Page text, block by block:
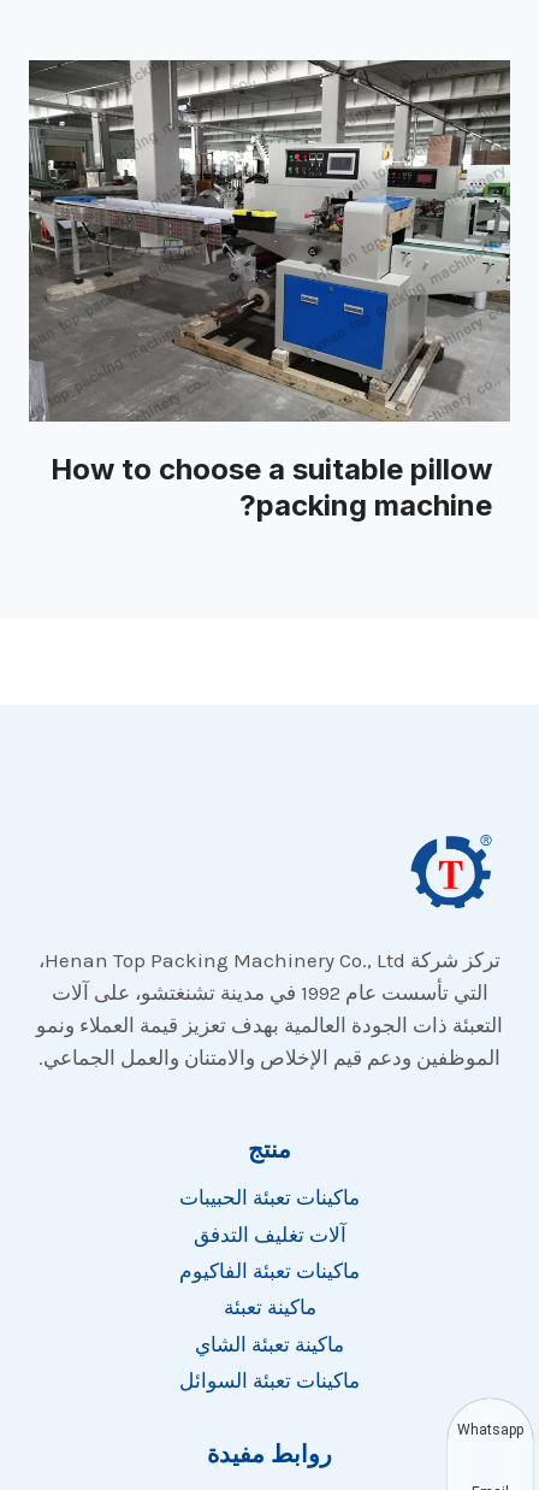
How to choose a suitable pillow
packing machine?
تركز شركة Henan Top Packing Machinery Co., Ltd،
التي تأسست عام 1992 في مدينة تشنغتشو، على آلات
التعبئة ذات الجودة العالمية بهدف تعزيز قيمة العملاء ونمو
الموظفين ودعم قيم الإخلاص والامتنان والعمل الجماعي.
منتج
ماكينات تعبئة الحبيبات
آلات تغليف التدفق
ماكينات تعبئة الفاكيوم
ماكينة تعبئة
ماكينة تعبئة الشاي
ماكينات تعبئة السوائل
روابط مفيدة
Whatsapp